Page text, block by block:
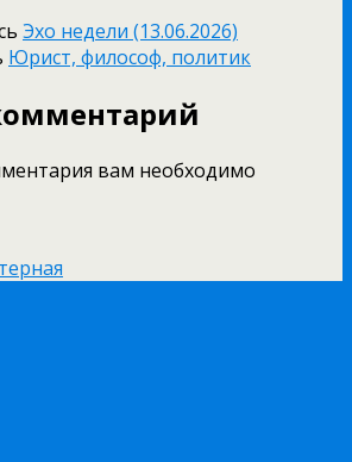
Эхо недели (13.06.2026)
Юрист, философ, политик
вам необходимо